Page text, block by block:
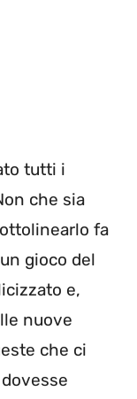
tutti i
che sia
fa
gioco del
e,
nuove
che ci